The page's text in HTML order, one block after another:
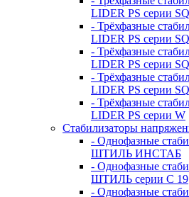
LIDER PS серии
- Трёхфазные
LIDER PS серии
- Трёхфазные
LIDER PS серии
- Трёхфазные
LIDER PS серии
- Трёхфазные
LIDER PS серии W
Стабилизаторы
- Однофазные
ШТИЛЬ ИНСТАБ
- Однофазные
ШТИЛЬ серии C 19
- Однофазные